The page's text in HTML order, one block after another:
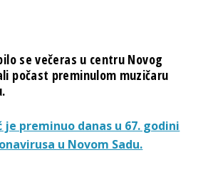
se večeras u centru Novog
počast preminulom muzičaru
je preminuo danas u 67. godini
u Novom Sadu.